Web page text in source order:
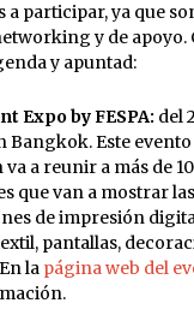
a participar, ya que
y de apoyo.
y apuntad:
Expo by FESPA: del
Bangkok. Este evento
a reunir a más de
que van a mostrar
de impresión
pantallas,
la página web del